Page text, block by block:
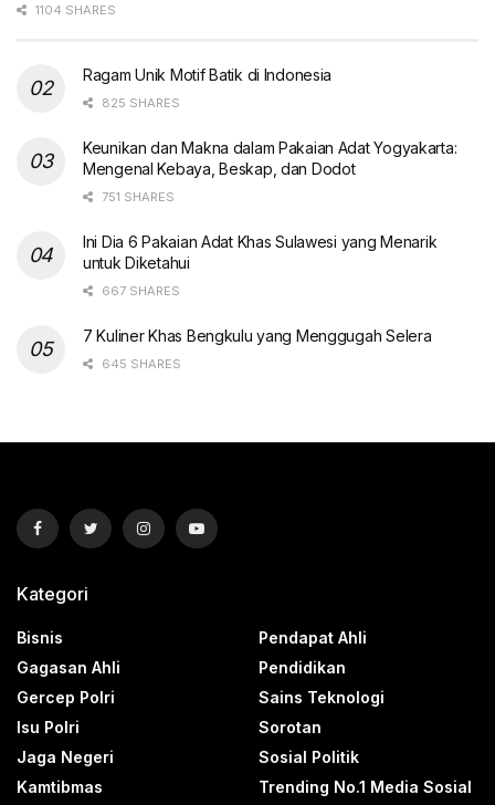
1104 SHARES
Ragam Unik Motif Batik di Indonesia
825 SHARES
Keunikan dan Makna dalam Pakaian Adat Yogyakarta:
Mengenal Kebaya, Beskap, dan Dodot
751 SHARES
Ini Dia 6 Pakaian Adat Khas Sulawesi yang Menarik
untuk Diketahui
667 SHARES
7 Kuliner Khas Bengkulu yang Menggugah Selera
645 SHARES
Kategori
Bisnis
Gagasan Ahli
Gercep Polri
Isu Polri
Jaga Negeri
Kamtibmas
Pendapat Ahli
Pendidikan
Sains Teknologi
Sorotan
Sosial Politik
Trending No.1 Media Sosial